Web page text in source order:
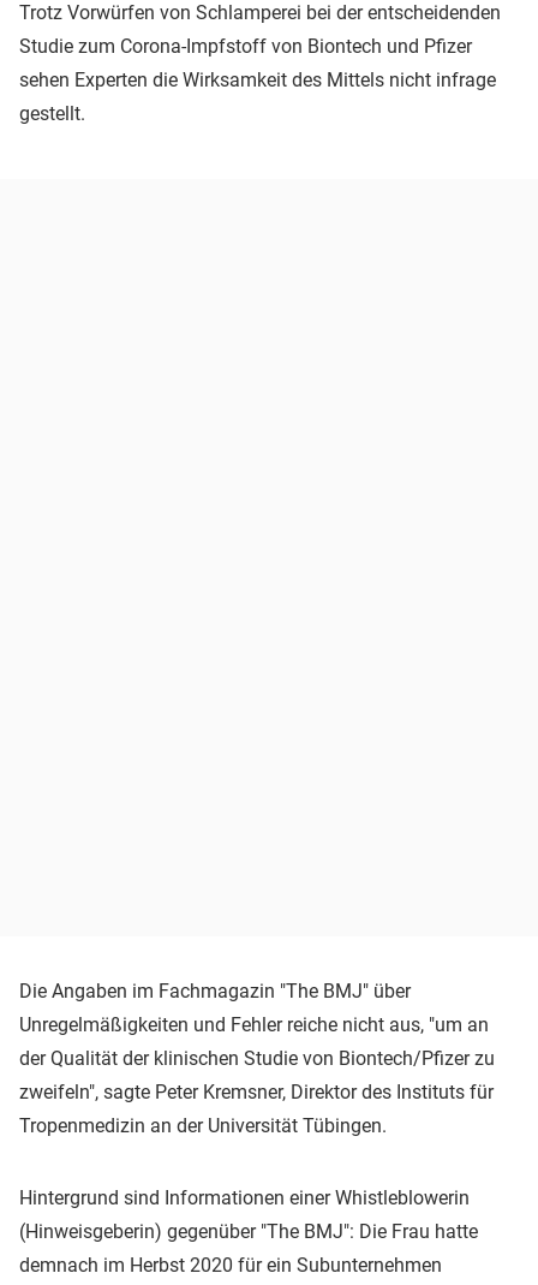
Trotz Vorwürfen von Schlamperei bei der entscheidenden
Studie zum Corona-Impfstoff von Biontech und Pfizer
sehen Experten die Wirksamkeit des Mittels nicht infrage
gestellt.
Die Angaben im Fachmagazin "The BMJ" über
Unregelmäßigkeiten und Fehler reiche nicht aus, "um an
der Qualität der klinischen Studie von Biontech/Pfizer zu
zweifeln", sagte Peter Kremsner, Direktor des Instituts für
Tropenmedizin an der Universität Tübingen.
Hintergrund sind Informationen einer Whistleblowerin
(Hinweisgeberin) gegenüber "The BMJ": Die Frau hatte
demnach im Herbst 2020 für ein Subunternehmen